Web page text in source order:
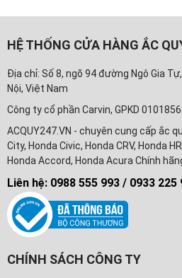
HỆ THỐNG CỬA HÀNG ẮC
Địa chỉ: Số 8, ngõ 94 đường Ngô Gia
Nội, Việt Nam
Công ty cổ phần Carvin, GPKD
ACQUY247.VN - chuyên cung cấp ắc
City, Honda Civic, Honda CRV, Honda
Honda Accord, Honda Acura Chính
Liên hệ: 0988 555 993 / 0933 225
CHÍNH SÁCH CÔNG TY